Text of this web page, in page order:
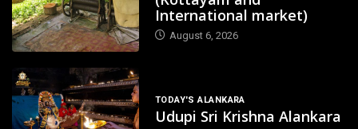
International market)
August 6, 2026
TODAY'S ALANKARA
Udupi Sri Krishna Alankara